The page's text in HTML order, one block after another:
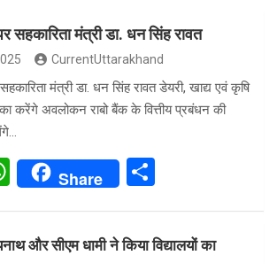
सहकारिता मंत्री डा. धन सिंह रावत
CurrentUttarakhand
मंत्री डा. धन सिंह रावत डेयरी, खाद्य एवं कृषि
करेंगे अवलोकन राबो बैंक के वित्तीय प्रबंधन की
W
Share
ar
और सीएम धामी ने किया विद्यालयों का